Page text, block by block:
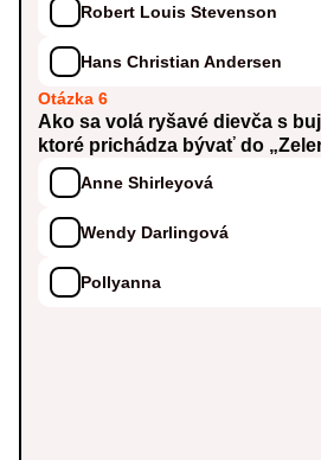
Robert Louis Stevenson
Hans Christian Andersen
Otázka 6
Ako sa volá ryšavé dievča s
ktoré prichádza bývať do
Anne Shirleyová
Wendy Darlingová
Pollyanna